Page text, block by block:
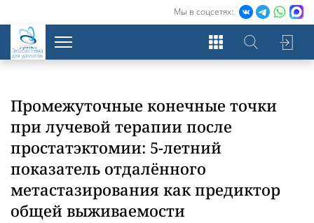
Мы в соцсетях:
Экосистема
для урологов
Промежуточные конечные точки
при лучевой терапии после
простатэктомии: 5-летний
показатель отдалённого
метастазирования как предиктор
общей выживаемости